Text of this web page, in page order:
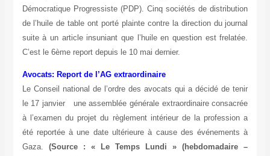
Démocratique Progressiste (PDP). Cinq sociétés de distribution
de l’huile de table ont porté plainte contre la direction du journal
suite à un article insuniant que l’huile en question est frelatée.
C’est le 6ème report depuis le 10 mai dernier.
Avocats: Report de l’AG extraordinaire
Le Conseil national de l’ordre des avocats qui a décidé de tenir
le 17 janvier une assemblée générale extraordinaire consacrée
à l’examen du projet du règlement intérieur de la profession a
été reportée à une date ultérieure à cause des événements à
Gaza. (Source : « Le Temps Lundi » (hebdomadaire –